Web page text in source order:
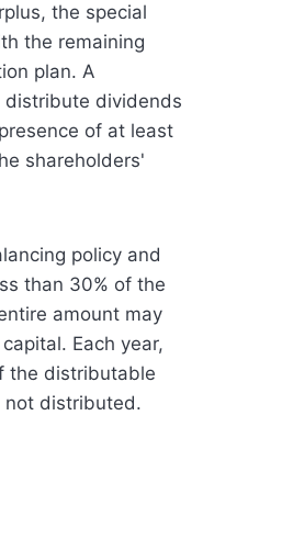
the special
the remaining
plan. A
distribute dividends
of at least
shareholders'
policy and
than 30% of the
amount may
Each year,
the distributable
not distributed.